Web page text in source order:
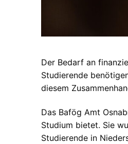
Der Bedarf an
Studierende
diesem
Das Bafög Amt
Studium bietet. Sie
Studierende in